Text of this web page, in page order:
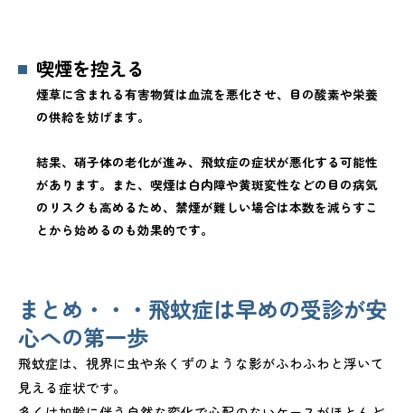
喫煙を控える
煙草に含まれる有害物質は血流を悪化させ、目の酸素や栄養
の供給を妨げます。
結果、硝子体の老化が進み、飛蚊症の症状が悪化する可能性
があります。また、喫煙は白内障や黄斑変性などの目の病気
のリスクも高めるため、禁煙が難しい場合は本数を減らすこ
とから始めるのも効果的です。
まとめ・・・飛蚊症は早めの受診が安
心への第一歩
飛蚊症は、視界に虫や糸くずのような影がふわふわと浮いて
見える症状です。